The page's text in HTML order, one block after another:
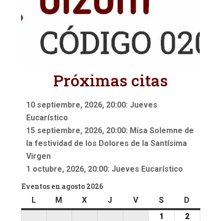
Próximas citas
10 septiembre, 2026, 20:00: Jueves
Eucarístico
15 septiembre, 2026, 20:00: Misa Solemne de
la festividad de los Dolores de la Santísima
Virgen
1 octubre, 2026, 20:00: Jueves Eucarístico
Eventos en agosto 2026
LlunesM martes
Xmiércoles
J jueves
Vviernes
Ssábado
D
1
22